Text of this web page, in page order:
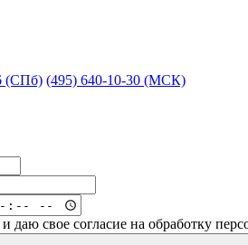
(СПб) (495) 640-10-30 (МСК)
и даю свое согласие на обработку